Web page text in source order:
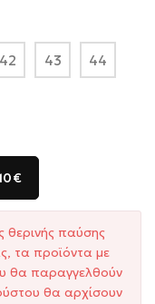
42 43 44
θερινής παύσης
τα προϊόντα με
θα παραγγελθούν
θα αρχίσουν